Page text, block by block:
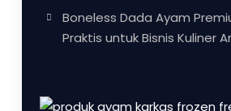
Boneless Dada Ayam
Praktis untuk Bisnis Kuliner